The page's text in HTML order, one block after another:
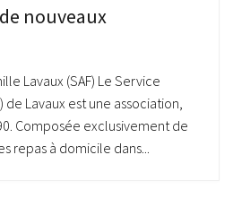
nouveaux
Lavaux (SAF) Le Service
de Lavaux est une association,
Composée exclusivement de
repas à domicile dans...